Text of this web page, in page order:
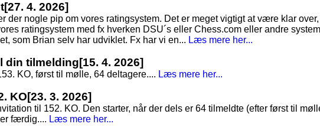
[27. 4. 2026]
der nogle pip om vores ratingsystem. Det er meget vigtigt at være klar
ratingsystem med fx hverken DSU´s eller Chess.com eller andre
som Brian selv har udviklet. Fx har vi en... Læs mere her...
din tilmelding[15. 4. 2026]
KO, først til mølle, 64 deltagere.... Læs mere her...
KO[23. 3. 2026]
til 152. KO. Den starter, når der dels er 64 tilmeldte (efter først til
færdig.... Læs mere her...